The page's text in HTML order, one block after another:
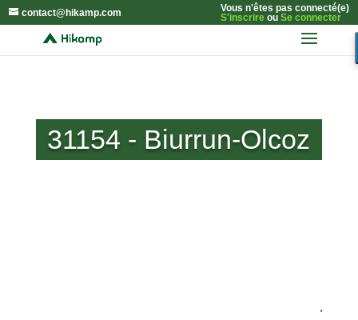
contact@hikamp.com
Vous n'êtes pas connecté(e)
S'inscrireou Se connecter
31154 - Biurrun-Olcoz